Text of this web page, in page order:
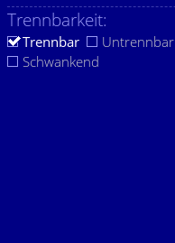
Trennbarkeit:
Trennbar
Untrennbar
Schwankend